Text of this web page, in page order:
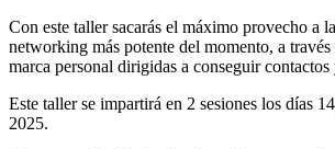
Con este taller sacarás el máximo provecho a
networking más potente del momento, a través
marca personal dirigidas a conseguir
Este taller se impartirá en 2 sesiones los días
2025.